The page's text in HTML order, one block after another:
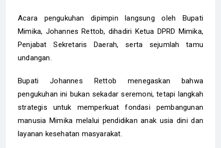
Acara pengukuhan dipimpin langsung oleh Bupati
Mimika, Johannes Rettob, dihadiri Ketua DPRD Mimika,
Penjabat Sekretaris Daerah, serta sejumlah tamu
undangan.
Bupati Johannes Rettob menegaskan bahwa
pengukuhan ini bukan sekadar seremoni, tetapi langkah
strategis untuk memperkuat fondasi pembangunan
manusia Mimika melalui pendidikan anak usia dini dan
layanan kesehatan masyarakat.